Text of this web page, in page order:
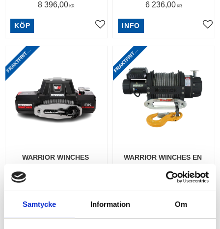
Samtycke Information Om
Dragkapacitet 5,4 kg
8 396,00 KR
Lägg till i favoriter
KÖP
dragkapacitet 3,6 ton, 5,5 ton
6 236,00 KR
INFO
WARRIOR WINCHES
ARMORTEK EXTREME
Finns med dragkapacitet 3,6
ton, 4,5 ton och 5,6 ton
11 995,00KR
F
R
A
K
T
F
R
I
T
T
I
N
O
M
S
V
E
R
I
G
E
WARRIOR WINCHES EN
ARMORTEK EXTREME
Vinsch | 28 mtr - 8 ton
KR
F
R
A
K
T
F
R
I
T
T
I
N
O
M
S
V
E
R
I
G
E